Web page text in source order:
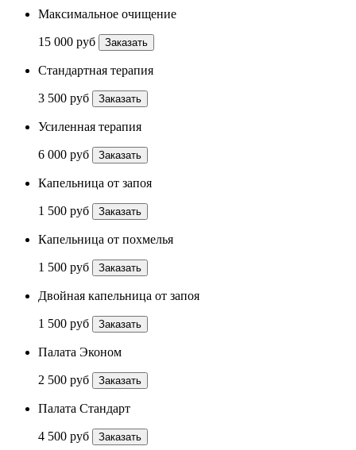
Максимальное очищение
15 000 руб Заказать
Стандартная терапия
3 500 руб Заказать
Усиленная терапия
6 000 руб Заказать
Капельница от запоя
1 500 руб Заказать
Капельница от похмелья
1 500 руб Заказать
Двойная капельница от запоя
1 500 руб Заказать
Палата Эконом
2 500 руб Заказать
Палата Стандарт
4 500 руб Заказать